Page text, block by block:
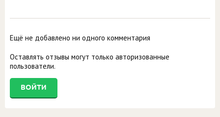
Ещё не добавлено ни одного комментария
Оставлять отзывы могут только авторизованные
пользователи.
ВОЙТИ